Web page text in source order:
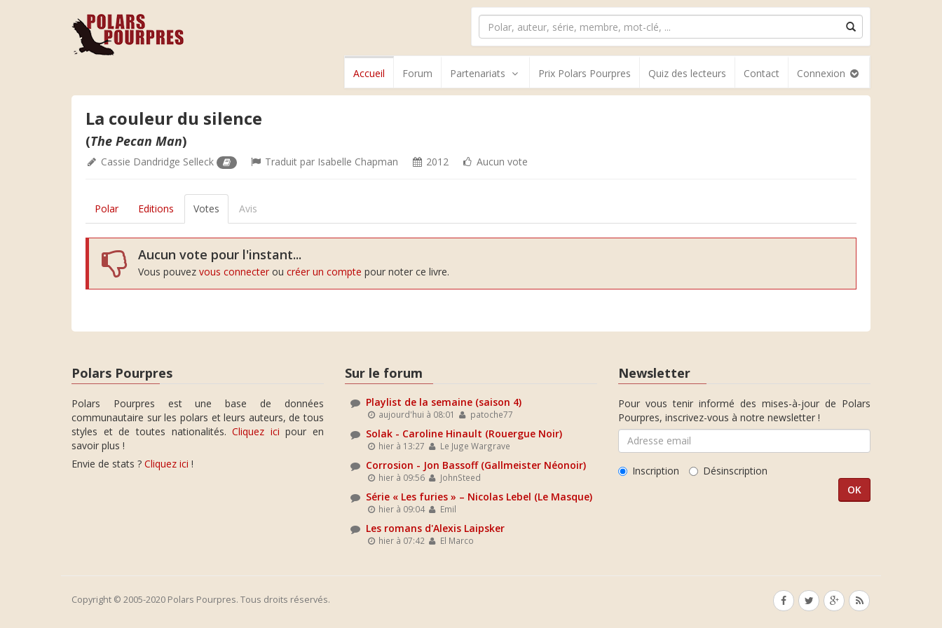
Accueil Forum Partenariats Prix Polars Pourpres Quiz des lecteurs Contact Connexion
La couleur du silence
(The Pecan Man)
Cassie Dandridge Selleck Traduit par Isabelle Chapman 2012 Aucun vote
Polar Editions Votes Avis
Aucun vote pour l'instant...
Vous pouvez vous connecter ou créer un compte pour noter ce livre.
Polars Pourpres
Polars Pourpres est une base de données
communautaire sur les polars et leurs auteurs, de tous
styles et de toutes nationalités.Cliquez ici pour en
savoir plus !
Envie de stats ? Cliquez ici !
Sur le forum
Playlist de la semaine (saison 4)
aujourd'hui à 08:01 patoche77
Solak - Caroline Hinault (Rouergue Noir)
hier à 13:27 Le Juge Wargrave
Corrosion - Jon Bassoff (Gallmeister Néonoir)
hier à 09:56 JohnSteed
Série « Les furies » – Nicolas Lebel (Le Masque)
hier à 09:04 Emil
Les romans d'Alexis Laipsker
hier à 07:42 El Marco
Newsletter
Pour vous tenir informé des mises-à-jour de Polars
Pourpres, inscrivez-vous à notre newsletter !
Inscription Désinscription
Copyright © 2005-2020 Polars Pourpres. Tous droits réservés.